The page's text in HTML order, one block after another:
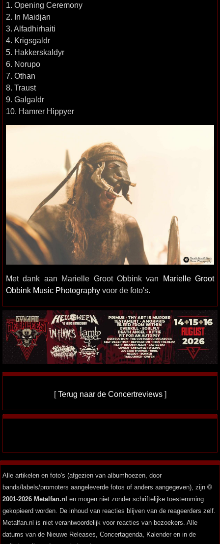
1. Opening Ceremony
2. In Maidjan
3. Alfadhirhaiti
4. Krigsgaldr
5. Hakkerskaldyr
6. Norupo
7. Othan
8. Traust
9. Galgaldr
10. Hamrer Hippyer
Met dank aan Marielle Groot Obbink van
Marielle Groot
Obbink Music Photography voor de foto's.
[Terug naar de Concertreviews]
Alle artikelen en foto's (afgezien van albumhoezen, door
bands/labels/promoters aangeleverde fotos of anders aangegeven), zijn ©
2001-2026 Metalfan.nl en mogen niet zonder schriftelijke toestemming
gekopieerd worden. De inhoud van reacties blijven van de reageerders zelf.
Metalfan.nl is niet verantwoordelijk voor reacties van bezoekers. Alle
datums van de Nieuwe Releases, Concertagenda, Kalender en in de